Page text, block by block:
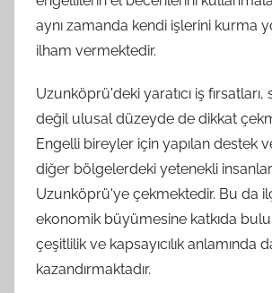
aynı zamanda kendi işlerini kurma
ilham vermektedir.
Uzunköprü'deki yaratıcı iş
değil ulusal düzeyde de dikkat
Engelli bireyler için yapılan destek
diğer bölgelerdeki yetenekli
Uzunköprü'ye çekmektedir. Bu da
ekonomik büyümesine katkıda
çeşitlilik ve kapsayıcılık anlamında
kazandırmaktadır.